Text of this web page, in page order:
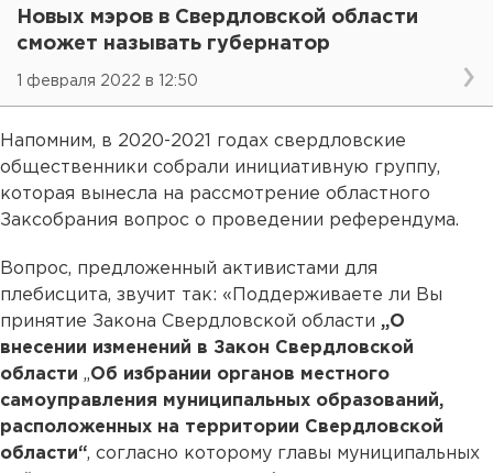
Новых мэров в Свердловской области
сможет называть губернатор
1 февраля 2022 в 12:50
Напомним, в 2020-2021 годах свердловские
общественники собрали инициативную группу,
которая вынесла на рассмотрение областного
Заксобрания вопрос о проведении референдума.
Вопрос, предложенный активистами для
плебисцита, звучит так: «Поддерживаете ли Вы
принятие Закона Свердловской области „О
внесении изменений в Закон Свердловской
области „Об избрании органов местного
самоуправления муниципальных образований,
расположенных на территории Свердловской
области“, согласно которому главы муниципальных